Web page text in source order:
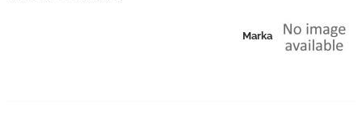
Marka